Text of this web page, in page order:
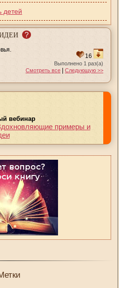
детей
?
16
Выполнено 1 раз(а)
Смотреть все | Следующую >>
вебинар
примеры и